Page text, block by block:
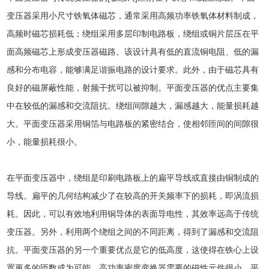
变压器采用小尺寸铁氧体磁芯，通常采用高频功率铁氧体材料制成，
高频时磁芯损耗低；绕组采用多层印制电路板，绕组或铜片层压在平
面高频磁芯上形成变压器磁路。该设计具有低的直流铜电阻、低的漏
感和分布电容，能够满足谐振电路的设计要求。此外，由于磁芯具有
良好的磁屏蔽性能，射频干扰可以被抑制。平面变压器的优点主要集
中在较低的漏感和交流阻抗。绕组间隙越大，漏感越大，能量损耗越
大。平面变压器采用铜箔与电路板的紧密结合，使相邻匝间的间隙很
小，能量损耗很小。
在平面变压器中，绕组是印刷电路板上的扁平导线或直接由铜制成的
导线。扁平的几何结构减少了在较高的开关频率下的损耗，即涡流损
耗。因此，可以有效地利用铜导体的表面导电性，其效率远高于传统
变压器。另外，利用两个绕组之间的不同距离，得到了漏感和交流阻
抗。平面变压器的另一个重要优点是它的低高度，这使得在铁心上设